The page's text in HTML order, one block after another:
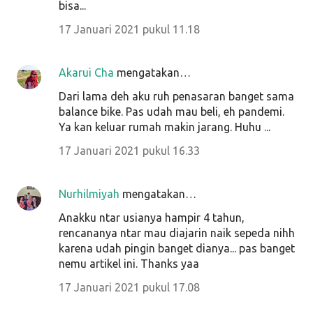
bisa...
17 Januari 2021 pukul 11.18
Akarui Cha mengatakan…
Dari lama deh aku ruh penasaran banget sama
balance bike. Pas udah mau beli, eh pandemi.
Ya kan keluar rumah makin jarang. Huhu ...
17 Januari 2021 pukul 16.33
Nurhilmiyah mengatakan…
Anakku ntar usianya hampir 4 tahun,
rencananya ntar mau diajarin naik sepeda nihh
karena udah pingin banget dianya... pas banget
nemu artikel ini. Thanks yaa
17 Januari 2021 pukul 17.08